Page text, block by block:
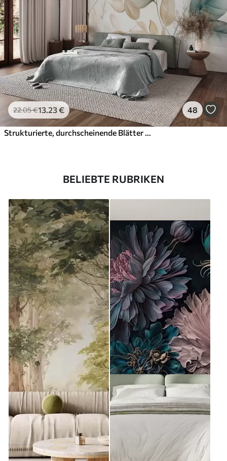
22.05€13 .23€ 48
BELIEBTE RUBRIKEN